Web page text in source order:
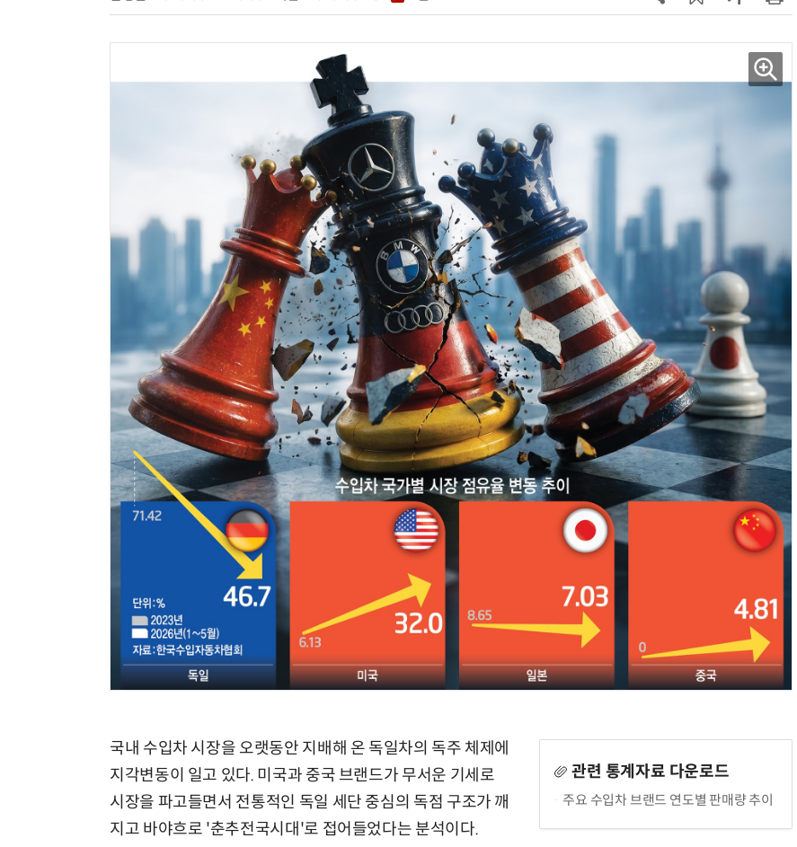
관련 통계자료 다운로드
주요 수입차 브랜드 연도별 판매량 추이
국내 수입차 시장을 오랫동안 지배해 온 독일차의 독주 체제에
지각변동이 일고 있다. 미국과 중국 브랜드가 무서운 기세로
시장을 파고들면서 전통적인 독일 세단 중심의 독점 구조가 깨
지고 바야흐로 '춘추전국시대'로 접어들었다는 분석이다.
넘었다…中 전기차 재활용 체계 시
10
발…국산화 발판
양자컴퓨팅 비즈니스·기술 입문 1-Day 워크샵 - 큐비트·양자 알고리듬·Qiskit 실습으로 이해하는 차세대